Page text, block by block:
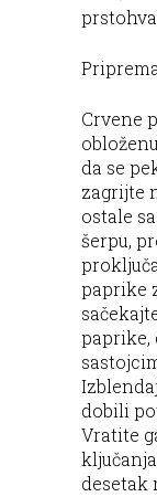
Crvene
da se
zagrijte
ostale
šerpu,
paprike
paprike,
dobili
Vratite
desetak